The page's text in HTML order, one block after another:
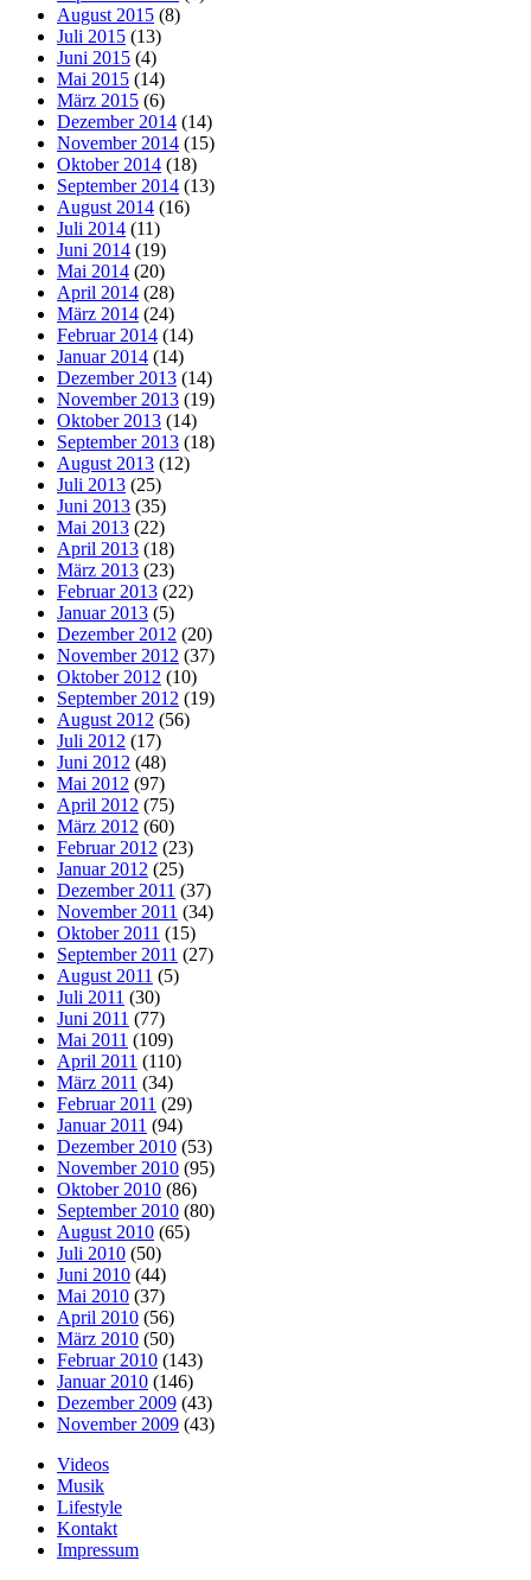
August 2015 (8)
Juli 2015 (13)
Juni 2015 (4)
Mai 2015 (14)
März 2015 (6)
Dezember 2014 (14)
November 2014 (15)
Oktober 2014 (18)
September 2014 (13)
August 2014 (16)
Juli 2014 (11)
Juni 2014 (19)
Mai 2014 (20)
April 2014 (28)
März 2014 (24)
Februar 2014 (14)
Januar 2014 (14)
Dezember 2013 (14)
November 2013 (19)
Oktober 2013 (14)
September 2013 (18)
August 2013 (12)
Juli 2013 (25)
Juni 2013 (35)
Mai 2013 (22)
April 2013 (18)
März 2013 (23)
Februar 2013 (22)
Januar 2013 (5)
Dezember 2012 (20)
November 2012 (37)
Oktober 2012 (10)
September 2012 (19)
August 2012 (56)
Juli 2012 (17)
Juni 2012 (48)
Mai 2012 (97)
April 2012 (75)
März 2012 (60)
Februar 2012 (23)
Januar 2012 (25)
Dezember 2011 (37)
November 2011 (34)
Oktober 2011 (15)
September 2011 (27)
August 2011 (5)
Juli 2011 (30)
Juni 2011 (77)
Mai 2011 (109)
April 2011 (110)
März 2011 (34)
Februar 2011 (29)
Januar 2011 (94)
Dezember 2010 (53)
November 2010 (95)
Oktober 2010 (86)
September 2010 (80)
August 2010 (65)
Juli 2010 (50)
Juni 2010 (44)
Mai 2010 (37)
April 2010 (56)
März 2010 (50)
Februar 2010 (143)
Januar 2010 (146)
Dezember 2009 (43)
November 2009 (43)
Videos
Musik
Lifestyle
Kontakt
Impressum